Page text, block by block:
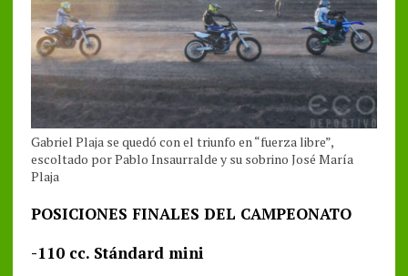
Gabriel Plaja se quedó con el triunfo en “fuerza libre”,
escoltado por Pablo Insaurralde y su sobrino José María
Plaja
POSICIONES FINALES DEL CAMPEONATO
-110 cc. Stándard mini